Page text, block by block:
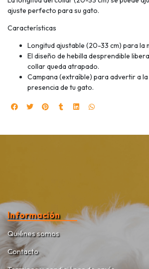
ajuste perfecto para su gato.
Características
Longitud ajustable (20-33 cm) para la
El diseño de hebilla desprendible
collar queda atrapado.
Campana (extraíble) para advertir a
presencia de tu gato.
Información
Quiénes somos
Contacto